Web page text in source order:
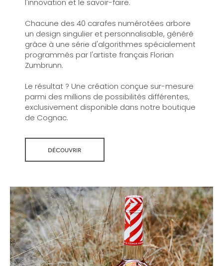
l'innovation et le savoir-faire.
Chacune des 40 carafes numérotées arbore
un design singulier et personnalisable, généré
grâce à une série d'algorithmes spécialement
programmés par l'artiste français Florian
Zumbrunn.
Le résultat ? Une création conçue sur-mesure
parmi des millions de possibilités différentes,
exclusivement disponible dans notre boutique
de Cognac.
DÉCOUVRIR